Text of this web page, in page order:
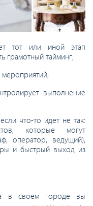
тот или иной этап
грамотный тайминг;
мероприятий;
выполнение
что-то идет не так:
которые могут
оператор, ведущий),
и быстрый выход из
в своем городе вы